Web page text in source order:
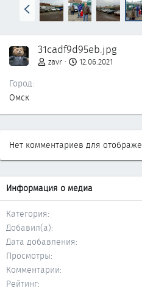
Н
а
а
д
31cadf9d95eb.jpg
zavr 12.06.2021
Город
Омск
Нет комментариев для
Информация о медиа
Категория
Добавил(а)
Дата добавления
Просмотры
Комментарии
Рейтинг